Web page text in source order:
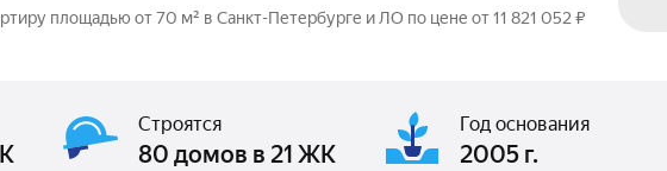
площадью от 70 м² в Санкт-Петербурге и ЛО по цене от 11 821 052 ₽
Строятся
80 домов в 21 ЖК
Год основания
2005 г.